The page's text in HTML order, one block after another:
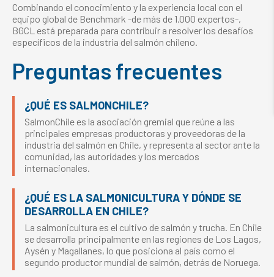
Combinando el conocimiento y la experiencia local con el
equipo global de Benchmark -de más de 1.000 expertos-,
BGCL está preparada para contribuir a resolver los desafíos
específicos de la industria del salmón chileno.
Preguntas frecuentes
¿QUÉ ES SALMONCHILE?
SalmonChile es la asociación gremial que reúne a las
principales empresas productoras y proveedoras de la
industria del salmón en Chile, y representa al sector ante la
comunidad, las autoridades y los mercados
internacionales.
¿QUÉ ES LA SALMONICULTURA Y DÓNDE SE
DESARROLLA EN CHILE?
La salmonicultura es el cultivo de salmón y trucha. En Chile
se desarrolla principalmente en las regiones de Los Lagos,
Aysén y Magallanes, lo que posiciona al país como el
segundo productor mundial de salmón, detrás de Noruega.